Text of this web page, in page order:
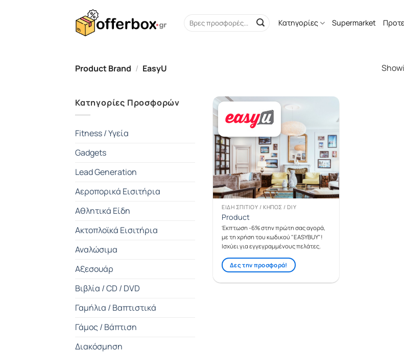
Search
for:
Κατηγορίες Supermarket
Product Brand / EasyU
Κατηγορίες Προσφορών
Fitness / Υγεία
Gadgets
Lead Generation
Αεροπορικά Εισιτήρια
Αθλητικά Είδη
Ακτοπλοϊκά Εισιτήρια
Αναλώσιμα
Αξεσουάρ
Βιβλία / CD / DVD
Γαμήλια / Βαπτιστικά
Γάμος / Βάπτιση
Διακόσμηση
ΕΊΔΗ ΣΠΙΤΙΟΎ / ΚΉΠΟΣ / DIY
Product
Έκπτωση -6% στην πρώτη σας αγορά,
με τη χρήση του κωδικού "EASYBUY"!
Ισχύει για εγγεγραμμένους πελάτες.
Δες την προσφορά!